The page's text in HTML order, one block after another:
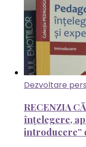
Dezvoltare
RECENZIA
înțelegere,
introducere”